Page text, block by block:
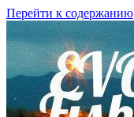
Перейти к содержанию